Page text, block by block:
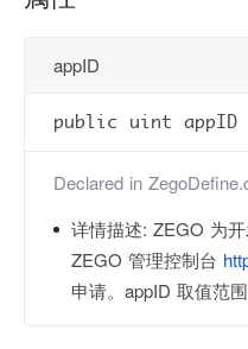
appID
public uint appID
Declared in
详情描述: ZEGO 为
ZEGO 管理控制台
申请。appID 取值范围